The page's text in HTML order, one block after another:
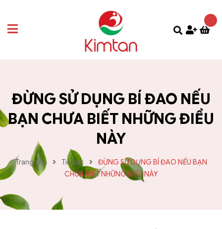
ĐỪNG SỬ DỤNG BÍ ĐAO NẾU
BẠN CHƯA BIẾT NHỮNG ĐIỀU
NÀY
Trang chủ Tin tức
ĐỪNG SỬ DỤNG BÍ ĐAO NẾU BẠN
CHƯA BIẾT NHỮNG ĐIỀU NÀY